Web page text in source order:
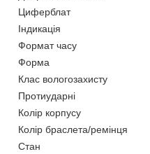
Циферблат
Індикація
Формат часу
Форма
Клас вологозахисту
Протиударні
Колір корпусу
Колір браслета/ремінця
Стан